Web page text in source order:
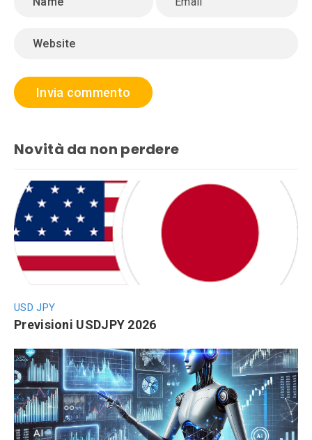
Novità da non perdere
USD JPY
Previsioni USDJPY 2026